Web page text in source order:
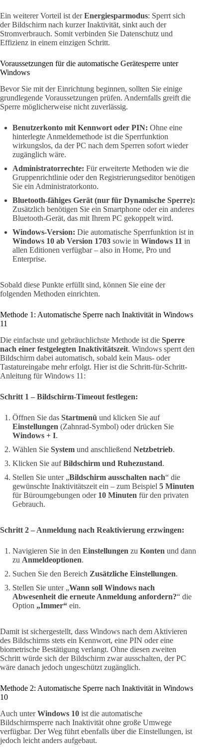
Ein weiterer Vorteil ist derEnergiesparmodus: Sperrt sich
der Bildschirm nach kurzer Inaktivität, sinkt auch der
Stromverbrauch. Somit verbinden Sie Datenschutz und
Effizienz in einem einzigen Schritt.
Voraussetzungen für die automatische Gerätesperre unter
Windows
Bevor Sie mit der Einrichtung beginnen, sollten Sie einige
grundlegende Voraussetzungen prüfen. Andernfalls greift die
Sperre möglicherweise nicht zuverlässig.
Benutzerkonto mit Kennwort oder PIN: Ohne eine
hinterlegte Anmeldemethode ist die Sperrfunktion
wirkungslos, da der PC nach dem Sperren sofort wieder
zugänglich wäre.
Administratorrechte: Für erweiterte Methoden wie die
Gruppenrichtlinie oder den Registrierungseditor benötigen
Sie ein Administratorkonto.
Bluetooth-fähiges Gerät (nur für Dynamische Sperre):
Zusätzlich benötigen Sie ein Smartphone oder ein anderes
Bluetooth-Gerät, das mit Ihrem PC gekoppelt wird.
Windows-Version: Die automatische Sperrfunktion ist in
Windows 10 ab Version 1703 sowie in Windows 11 in
allen Editionen verfügbar – also in Home, Pro und
Enterprise.
Sobald diese Punkte erfüllt sind, können Sie eine der
folgenden Methoden einrichten.
Methode 1: Automatische Sperre nach Inaktivität in Windows
11
Die einfachste und gebräuchlichste Methode ist die Sperre
nach einer festgelegten Inaktivitätszeit. Windows sperrt den
Bildschirm dabei automatisch, sobald kein Maus- oder
Tastatureingabe mehr erfolgt. Hier ist die Schritt-für-Schritt-
Anleitung für Windows 11:
Schritt 1 – Bildschirm-Timeout festlegen:
Öffnen Sie das Startmenü und klicken Sie auf
Einstellungen (Zahnrad-Symbol) oder drücken Sie
Windows + I.
Wählen Sie System und anschließend Netzbetrieb.
Klicken Sie aufBildschirm und Ruhezustand.
Stellen Sie unter „Bildschirm ausschalten nach“ die
gewünschte Inaktivitätszeit ein – zum Beispiel 5 Minuten
für Büroumgebungen oder 10 Minuten für den privaten
Gebrauch.
Schritt 2 – Anmeldung nach Reaktivierung erzwingen:
Navigieren Sie in den Einstellungen zu Konten und dann
zu Anmeldeoptionen.
Suchen Sie den Bereich Zusätzliche Einstellungen.
Stellen Sie unter „Wann soll Windows nach
Abwesenheit die erneute Anmeldung anfordern?“ die
Option „Immer“ ein.
Damit ist sichergestellt, dass Windows nach dem Aktivieren
des Bildschirms stets ein Kennwort, eine PIN oder eine
biometrische Bestätigung verlangt. Ohne diesen zweiten
Schritt würde sich der Bildschirm zwar ausschalten, der PC
wäre danach jedoch ungeschützt zugänglich.
Methode 2: Automatische Sperre nach Inaktivität in Windows
10
Auch unterWindows 10 ist die automatische
Bildschirmsperre nach Inaktivität ohne große Umwege
verfügbar. Der Weg führt ebenfalls über die Einstellungen, ist
jedoch leicht anders aufgebaut.